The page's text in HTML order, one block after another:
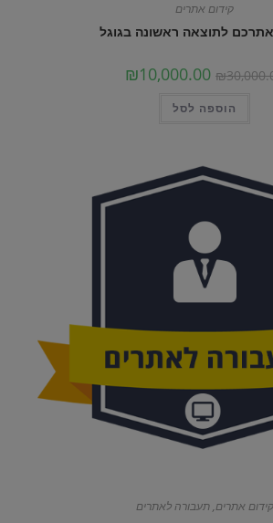
קידום אתרים
לתוצאה ראשונה בגוגל
₪ המחיר
המקורי
₪30,000.00.
₪10,000.00
הוספה לסל
קידום אתרים,תעבורה לאתרים